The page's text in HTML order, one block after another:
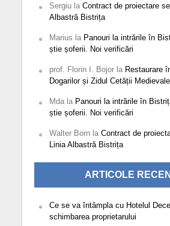
Sergiula Contract de proiectare
Albastră Bistrița
Marius la Panouri la intrările în
știe șoferii. Noi verificări
prof. Florin I. Bojorla Restaurare
Dogarilor și Zidul Cetății
Mdala Panouri la intrările în
știe șoferii. Noi verificări
Walter Bornla Contract de
Linia Albastră Bistrița
ARTICOLE
Ce se va întâmpla cu Hotelul
schimbarea proprietarului